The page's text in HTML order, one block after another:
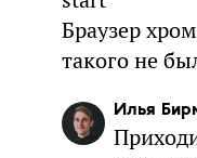
Браузер
такого не
Илья